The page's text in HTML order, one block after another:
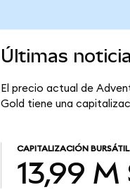
Últimas
El precio actual de
Gold tiene una
CAPITALIZACIÓN BURSÁTIL
13,99 M